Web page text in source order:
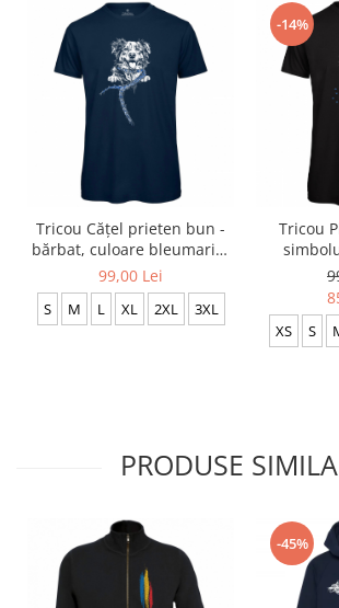
Tricou Cățel prieten bun -
bărbat, culoare bleumarin,
CRP55
99,00 Lei
S M L XL 2XL 3XL
-14%
Tricou
bărbat,
XS S
PRODUSE
-45%